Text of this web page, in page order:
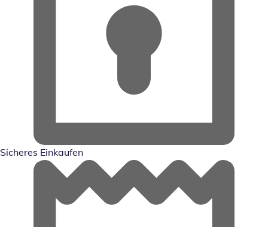
Sicheres Einkaufen